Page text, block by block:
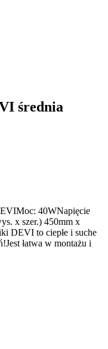
średnia
40WNapięcie
x szer.) 450mm x
DEVI to ciepłe i suche
łatwa w montażu i